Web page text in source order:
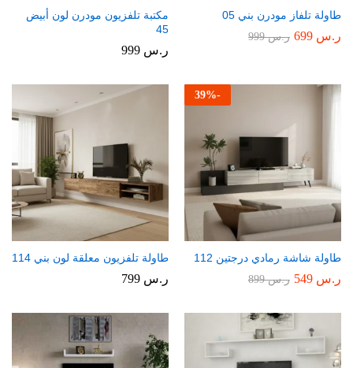
طاولة تلفاز مودرن بني 05
ر.س ر.س999
مكتبة تلفزيون مودرن لون أبيض
45
ر.س
-
39%
طاولة شاشة رمادي درجتين 112
ر.س ر.س899
طاولة تلفزيون معلقة لون بني 114
ر.س